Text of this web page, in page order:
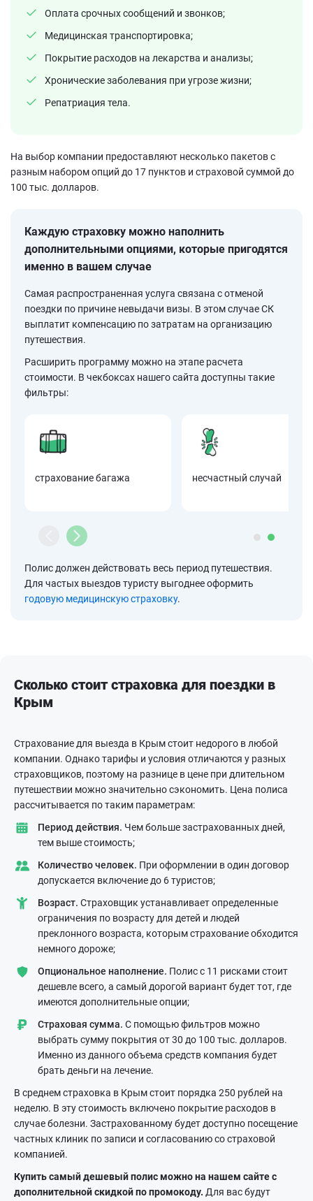
Оплата срочных сообщений и звонков;
Медицинская транспортировка;
Покрытие расходов на лекарства и анализы;
Хронические заболевания при угрозе жизни;
Репатриация тела.
На выбор компании предоставляют несколько пакетов с
разным набором опций до 17 пунктов и страховой суммой до
100 тыс. долларов.
Каждую страховку можно наполнить
дополнительными опциями, которые пригодятся
именно в вашем случае
Самая распространенная услуга связана с отменой
поездки по причине невыдачи визы. В этом случае СК
выплатит компенсацию по затратам на организацию
путешествия.
Расширить программу можно на этапе расчета
стоимости. В чекбоксах нашего сайта доступны такие
фильтры:
страхование багажа несчастный случай
Полис должен действовать весь период путешествия.
Для частых выездов туристу выгоднее оформить
годовую медицинскую страховку.
Сколько стоит страховка для поездки в
Крым
Страхование для выезда в Крым стоит недорого в любой
компании. Однако тарифы и условия отличаются у разных
страховщиков, поэтому на разнице в цене при длительном
путешествии можно значительно сэкономить. Цена полиса
рассчитывается по таким параметрам:
Период действия. Чем больше застрахованных дней,
тем выше стоимость;
Количество человек. При оформлении в один договор
допускается включение до 6 туристов;
Возраст. Страховщик устанавливает определенные
ограничения по возрасту для детей и людей
преклонного возраста, которым страхование обходится
немного дороже;
Опциональное наполнение. Полис с 11 рисками стоит
дешевле всего, а самый дорогой вариант будет тот, где
имеются дополнительные опции;
Страховая сумма. С помощью фильтров можно
выбрать сумму покрытия от 30 до 100 тыс. долларов.
Именно из данного объема средств компания будет
брать деньги на лечение.
В среднем страховка в Крым стоит порядка 250 рублей на
неделю. В эту стоимость включено покрытие расходов в
случае болезни. Застрахованному будет доступно посещение
частных клиник по записи и согласованию со страховой
компанией.
Купить самый дешевый полис можно на нашем сайте с
дополнительной скидкой по промокоду. Для вас будут